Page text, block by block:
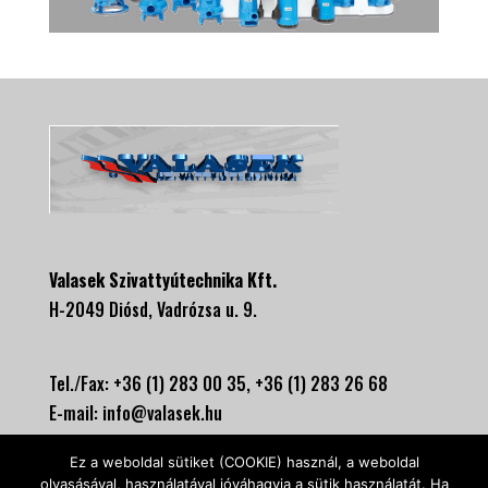
Valasek Szivattyútechnika Kft.
H-2049 Diósd, Vadrózsa u. 9.
Tel./Fax: +36 (1) 283 00 35, +36 (1) 283 26 68
E-mail: info@valasek.hu
www.valasekszivattyu.hu
Ez a weboldal sütiket (COOKIE) használ, a weboldal
olvasásával, használatával jóváhagyja a sütik használatát. Ha